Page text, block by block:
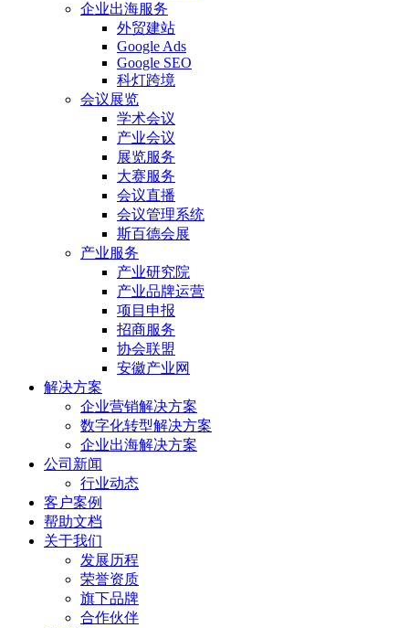
企业出海服务
外贸建站
Google Ads
Google SEO
科灯跨境
会议展览
学术会议
产业会议
展览服务
大赛服务
会议直播
会议管理系统
斯百德会展
产业服务
产业研究院
产业品牌运营
项目申报
招商服务
协会联盟
安徽产业网
解决方案
企业营销解决方案
数字化转型解决方案
企业出海解决方案
公司新闻
行业动态
客户案例
帮助文档
关于我们
发展历程
荣誉资质
旗下品牌
合作伙伴